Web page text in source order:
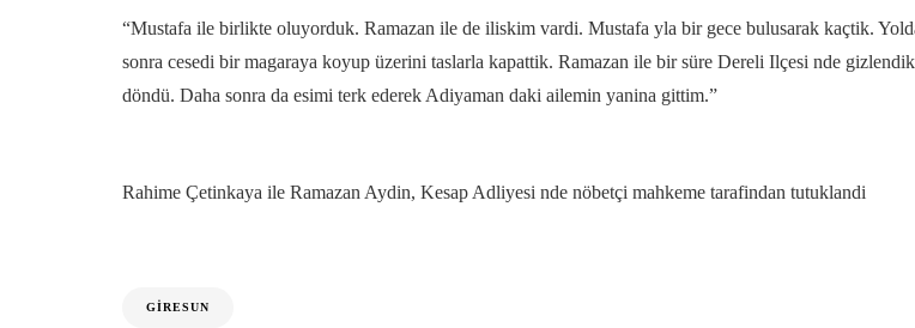
“Mustafa ile birlikte oluyorduk. Ramazan ile de iliskim vardi. Mustafa yla bir gece bulusarak kaçtik.
sonra cesedi bir magaraya koyup üzerini taslarla kapattik. Ramazan ile bir süre Dereli Ilçesi nde
döndü. Daha sonra da esimi terk ederek Adiyaman daki ailemin yanina gittim.”
Rahime Çetinkaya ile Ramazan Aydin, Kesap Adliyesi nde nöbetçi mahkeme tarafindan tutuklandi
GIRESUN